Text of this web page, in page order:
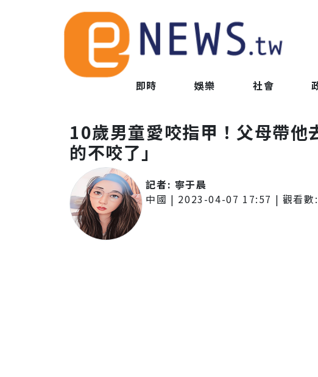
即時 娛樂 社會
10歲男童愛咬指甲！父母帶
的不咬了」
記者: 寧于晨
中國 | 2023-04-07 17:57 | 觀看數: